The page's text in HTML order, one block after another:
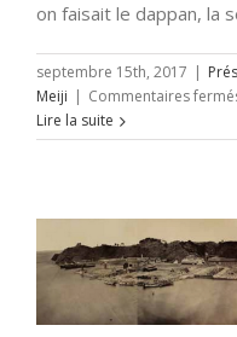
on faisait le dappan, la
septembre 15th, 2017 |
Meiji | Commentaires
Lire la suite